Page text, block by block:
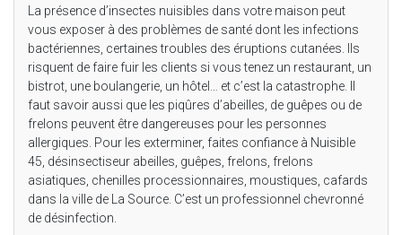
La présence d’insectes nuisibles dans votre maison peut
vous exposer à des problèmes de santé dont les infections
bactériennes, certaines troubles des éruptions cutanées. Ils
risquent de faire fuir les clients si vous tenez un restaurant, un
bistrot, une boulangerie, un hôtel… et c’est la catastrophe. Il
faut savoir aussi que les piqûres d’abeilles, de guêpes ou de
frelons peuvent être dangereuses pour les personnes
allergiques. Pour les exterminer, faites confiance à Nuisible
45, désinsectiseur abeilles, guêpes, frelons, frelons
asiatiques, chenilles processionnaires, moustiques, cafards
dans la ville de La Source. C’est un professionnel chevronné
de désinfection.